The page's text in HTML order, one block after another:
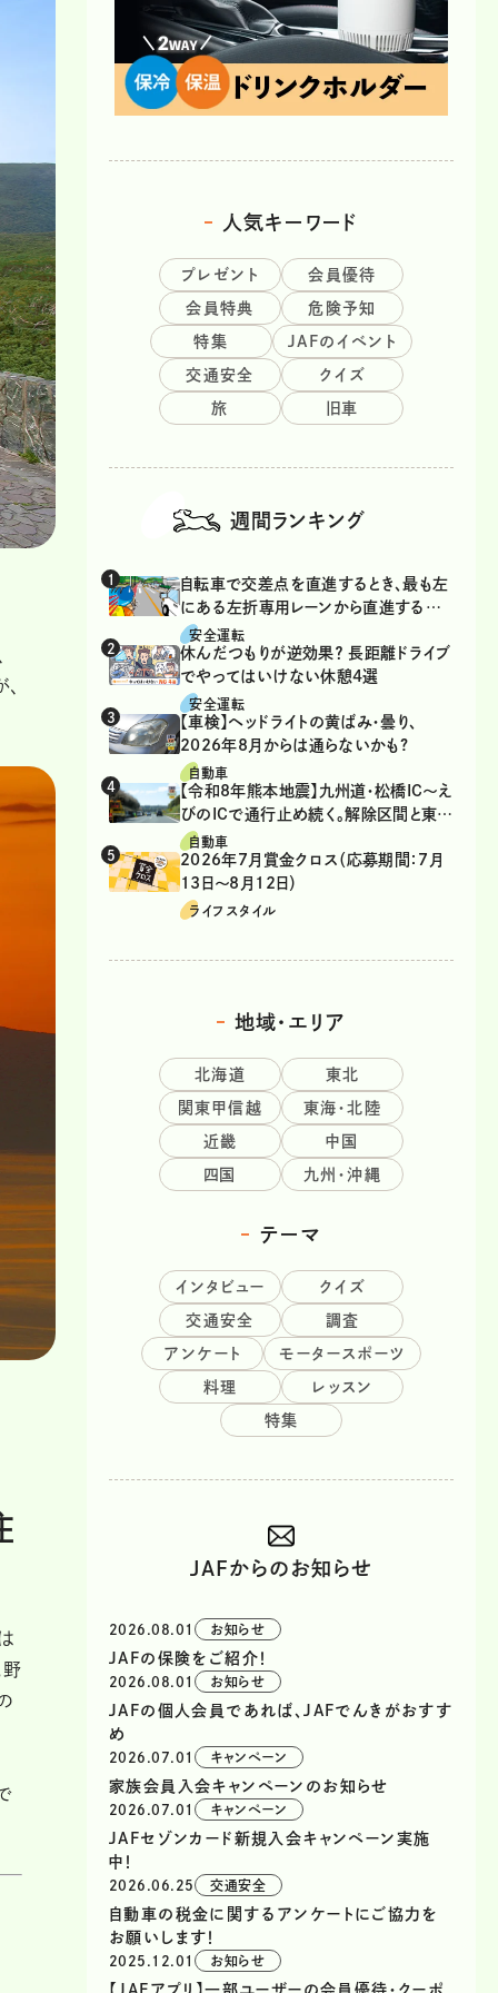
野
人気キーワード
プレゼント 会員優待
会員特典 危険予知
特集 JAFのイベント
交通安全 クイズ
旅 旧車
週間ランキング
自転車で交差点を直進するとき、最も左
にある左折専用レーンから直進するの
は、違反？
安全運転
休んだつもりが逆効果？ 長距離ドライブ
でやってはいけない休憩4選
安全運転
【車検】ヘッドライトの黄ばみ・曇り、
2026年8月からは通らないかも?
自動車
【令和8年熊本地震】九州道・松橋IC～え
びのICで通行止め続く。解除区間と東九
州道の迂回ルート
自動車
2026年7月賞金クロス（応募期間：7月
13日～8月12日）
ライフスタイル
地域・エリア
北海道 東北
関東甲信越 東海・北陸
近畿 中国
四国 九州・沖縄
テーマ
インタビュー クイズ
交通安全 調査
アンケート モータースポーツ
料理 レッスン
特集
JAFからのお知らせ
2026.08.01 お知らせ
JAFの保険をご紹介！
2026.08.01 お知らせ
JAFの個人会員であれば、JAFでんきがおすす
め
2026.07.01 キャンペーン
家族会員入会キャンペーンのお知らせ
2026.07.01 キャンペーン
JAFセゾンカード新規入会キャンペーン実施
中！
2026.06.25 交通安全
自動車の税金に関するアンケートにご協力を
お願いします！
2025.12.01 お知らせ